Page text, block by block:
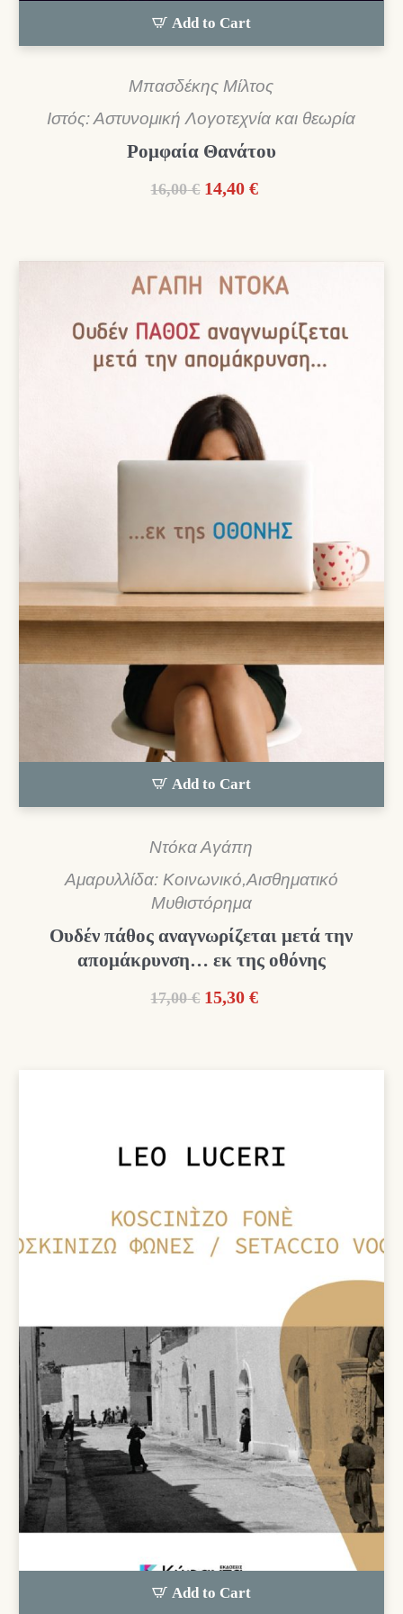
Add to Cart
Μπασδέκης Μίλτος
Ιστός: Αστυνομική Λογοτεχνία και θεωρία
Ρομφαία Θανάτου
16,00 € Original
16,00 €.
14,40 €Η
14,40 €.
Add to Cart
Ντόκα Αγάπη
Αμαρυλλίδα: Κοινωνικό,Αισθηματικό
Μυθιστόρημα
Ουδέν πάθος αναγνωρίζεται μετά την
απομάκρυνση… εκ της οθόνης
17,00 € Original
15,30 €Η
Add to Cart